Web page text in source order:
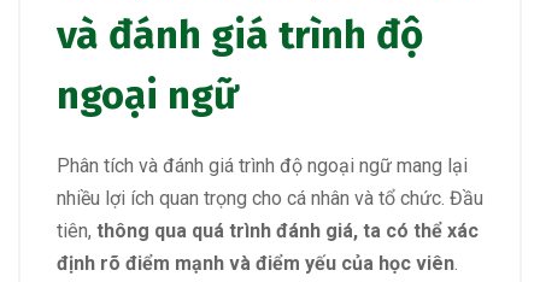
và đánh giá trình độ
ngoại ngữ
Phân tích và đánh giá trình độ ngoại ngữ mang lại
nhiều lợi ích quan trọng cho cá nhân và tổ chức. Đầu
tiên, thông qua quá trình đánh giá, ta có thể xác
định rõ điểm mạnh và điểm yếu của học viên